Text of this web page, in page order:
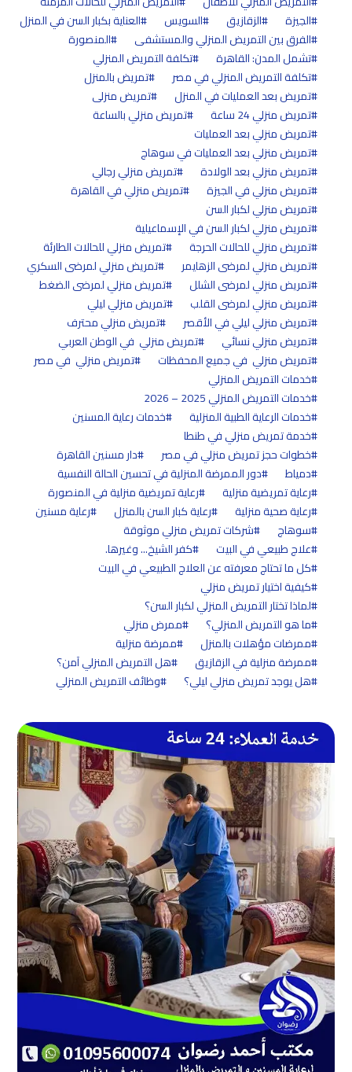
الجيزة
الزقازيق السويس
العناية بكبار السن في المنزل
الفرق بين التمريض المنزلي والمستشفى
المنصورة
تشمل المدن: القاهرة
تكلفة التمريض المنزلي
تكلفة التمريض المنزلي في مصر
تمريض بالمنزل
تمريض بعد العمليات في المنزل
تمريض منزلى
تمريض منزلي 24 ساعة
تمريض منزلي بالساعة
تمريض منزلي بعد العمليات
تمريض منزلي بعد العمليات في سوهاج
تمريض منزلي بعد الولادة
تمريض منزلي رجالي
تمريض منزلي في الجيزة
تمريض منزلي في القاهرة
تمريض منزلي لكبار السن
تمريض منزلي لكبار السن في الإسماعيلية
تمريض منزلي للحالات الحرجة
تمريض منزلي للحالات الطارئة
تمريض منزلي لمرضى الزهايمر
تمريض منزلي لمرضى السكري
تمريض منزلي لمرضى الشلل
تمريض منزلي لمرضى الضغط
تمريض منزلي لمرضى القلب
تمريض منزلي ليلي
تمريض منزلي ليلي في الأقصر
تمريض منزلي محترف
تمريض منزلي نسائي
تمريض منزلي في الوطن العربي
تمريض منزلي في جميع المحفظات
تمريض منزلي في مصر
خدمات التمريض المنزلي
خدمات التمريض المنزلي 2025 – 2026
خدمات الرعاية الطبية المنزلية
خدمات رعاية المسنين
خدمة تمريض منزلي في طنطا
خطوات حجز تمريض منزلي في مصر
دار مسنين القاهرة
دمياط
دور الممرضة المنزلية في تحسين الحالة النفسية
رعاية تمريضية منزلية
رعاية تمريضية منزلية في المنصورة
رعاية صحية منزلية
رعاية كبار السن بالمنزل
رعاية مسنين
سوهاج
شركات تمريض منزلي موثوقة
علاج طبيعي في البيت
كفر الشيخ... وغيرها.
كل ما تحتاج معرفته عن العلاج الطبيعي في البيت
كيفية اختيار تمريض منزلي
لماذا تختار التمريض المنزلي لكبار السن؟
ما هو التمريض المنزلي؟
ممرض منزلي
ممرضات مؤهلات بالمنزل
ممرضة منزلية
ممرضة منزلية في الزقازيق
هل التمريض المنزلي آمن؟
هل يوجد تمريض منزلي ليلي؟
وظائف التمريض المنزلي